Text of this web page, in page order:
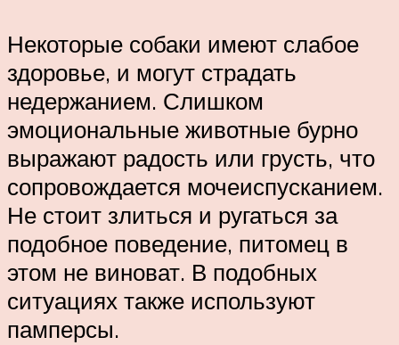
Некоторые собаки имеют слабое
здоровье, и могут страдать
недержанием. Слишком
эмоциональные животные бурно
выражают радость или грусть, что
сопровождается мочеиспусканием.
Не стоит злиться и ругаться за
подобное поведение, питомец в
этом не виноват. В подобных
ситуациях также используют
памперсы.